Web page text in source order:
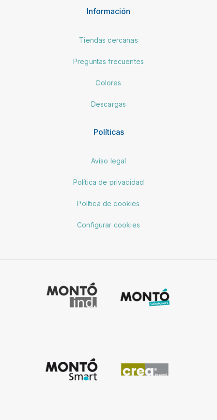
Información
Tiendas cercanas
Preguntas frecuentes
Colores
Descargas
Políticas
Aviso legal
Política de privacidad
Política de cookies
Configurar cookies